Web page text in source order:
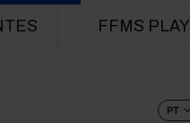
FFMS PLAY
PT